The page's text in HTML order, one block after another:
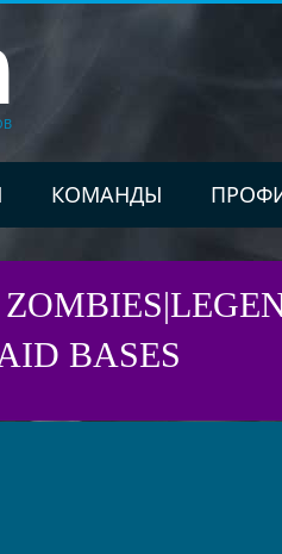
КОМАНДЫ
BASES